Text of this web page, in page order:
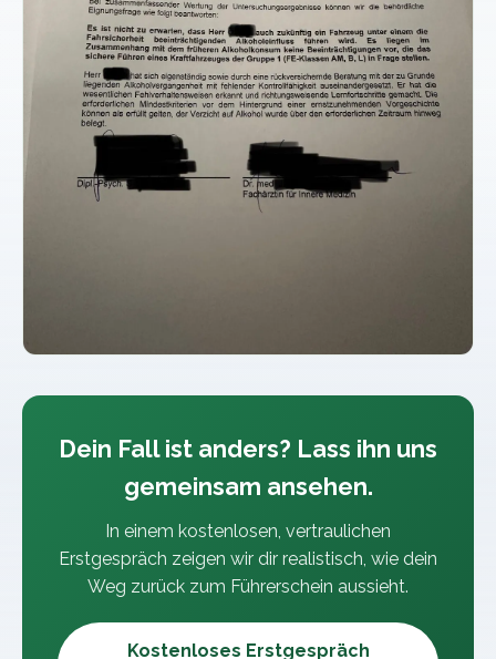
Dein Fall ist anders? Lass ihn uns
gemeinsam ansehen.
In einem kostenlosen, vertraulichen
Erstgespräch zeigen wir dir realistisch, wie dein
Weg zurück zum Führerschein aussieht.
Kostenloses Erstgespräch